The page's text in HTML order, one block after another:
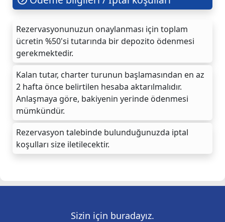
Rezervasyonunuzun onaylanması için toplam
ücretin %50'si tutarında bir depozito ödenmesi
gerekmektedir.
Kalan tutar, charter turunun başlamasından en az
2 hafta önce belirtilen hesaba aktarılmalıdır.
Anlaşmaya göre, bakiyenin yerinde ödenmesi
mümkündür.
Rezervasyon talebinde bulunduğunuzda iptal
koşulları size iletilecektir.
Sizin için buradayız.